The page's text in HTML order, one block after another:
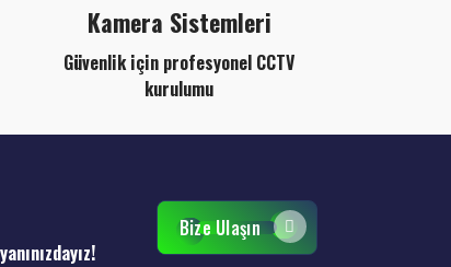
Kamera Sistemleri
Güvenlik için profesyonel CCTV
kurulumu
Bize Ulaşın